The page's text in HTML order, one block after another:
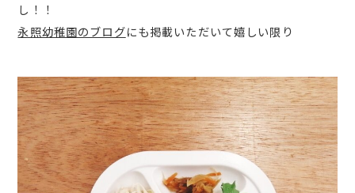
し！！
永照幼稚園のブログにも掲載いただいて嬉しい限り